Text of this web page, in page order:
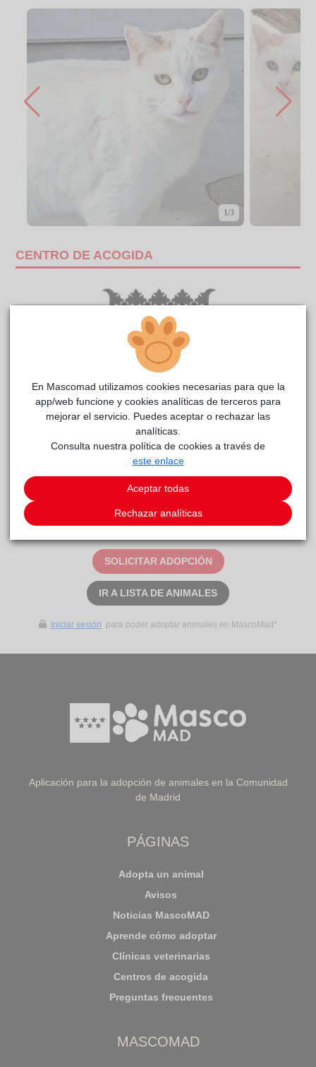
1/3
CENTRO DE ACOGIDA
reside actualmente en el centro de acogida
de Protección Animal.
Este animal aún no ha recibido solicitudes de
SOLICITAR ADOPCIÓN
IR A LISTA DE ANIMALES
Iniciar sesión para poder adoptar animales en MascoMad*
Aplicación para la adopción de animales en la Comunidad
de Madrid
PÁGINAS
Adopta un animal
Avisos
Noticias MascoMAD
Aprende cómo adoptar
Clínicas veterinarias
Centros de acogida
Preguntas frecuentes
MASCOMAD
En Mascomad utilizamos cookies necesarias para que la
app/web funcione y cookies analíticas de terceros para
mejorar el servicio. Puedes aceptar o rechazar las
analíticas.
Consulta nuestra política de cookies a través de
este enlace
Aceptar todas
Rechazar analíticas